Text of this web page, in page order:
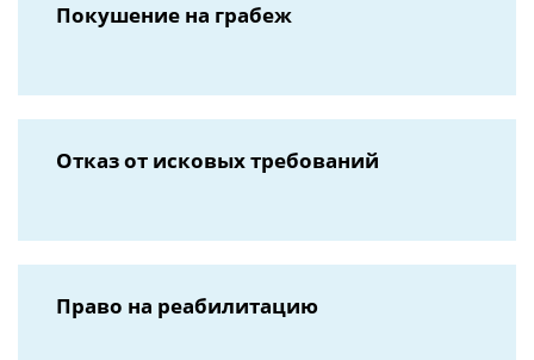
Покушение на грабеж
Отказ от исковых требований
Право на реабилитацию